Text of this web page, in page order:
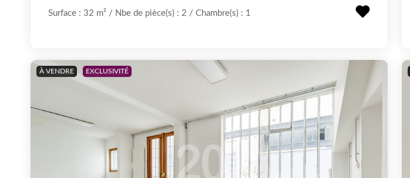
Surface : 32 m² / Nbe de pièce(s) : 2 / Chambre(s) : 1
À VENDRE EXCLUSIVITÉ